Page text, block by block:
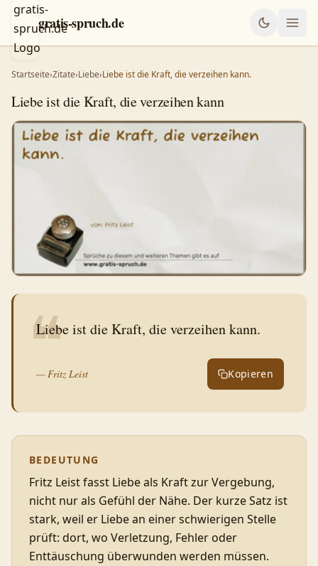
gratis-spruch.de
Startseite›Zitate›Liebe›Liebe ist die Kraft, die verzeihen kann.
Liebe ist die Kraft, die verzeihen kann
❝
Liebe ist die Kraft, die verzeihen kann.
—Fritz Leist Kopieren
BEDEUTUNG
Fritz Leist fasst Liebe als Kraft zur Vergebung,
nicht nur als Gefühl der Nähe. Der kurze Satz ist
stark, weil er Liebe an einer schwierigen Stelle
prüft: dort, wo Verletzung, Fehler oder
Enttäuschung überwunden werden müssen.